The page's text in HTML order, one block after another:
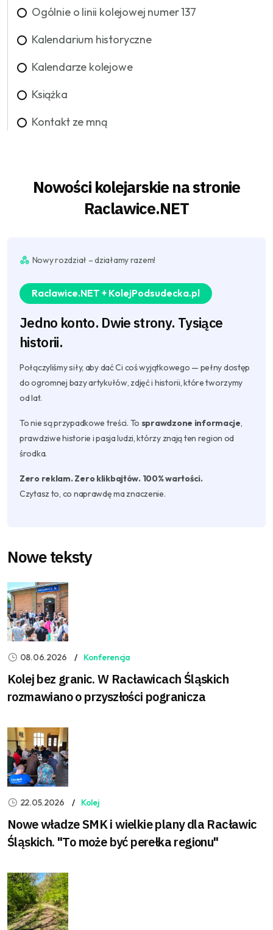
Ogólnie o linii kolejowej numer 137
Kalendarium historyczne
Kalendarze kolejowe
Książka
Kontakt ze mną
Nowości kolejarskie na stronie
Raclawice.NET
Nowy rozdział – działamy razem!
Raclawice.NET + KolejPodsudecka.pl
Jedno konto. Dwie strony. Tysiące
historii.
Połączyliśmy siły, aby dać Ci coś wyjątkowego — pełny dostęp
do ogromnej bazy artykułów, zdjęć i historii, które tworzymy
od lat.
To nie są przypadkowe treści. To sprawdzone informacje,
prawdziwe historie i pasja ludzi, którzy znają ten region od
środka.
Zero reklam. Zero klikbajtów. 100% wartości.
Czytasz to, co naprawdę ma znaczenie.
Nowe teksty
08.06.2026 Konferencja
Kolej bez granic. W Racławicach Śląskich
rozmawiano o przyszłości pogranicza
22.05.2026 Kolej
Nowe władze SMK i wielkie plany dla Racławic
Śląskich. "To może być perełka regionu"